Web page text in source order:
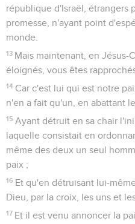
république d'Israël, étrangers
promesse, n'ayant point
monde.
13 Mais maintenant, en Jésus-
éloignés, vous êtes
14 Car c'est lui qui est notre
n'en a fait qu'un, en abattant
15 Ayant détruit en sa chair
laquelle consistait en
même des deux un seul
paix ;
16 Et qu'en détruisant lui-
Dieu, par la croix, les uns et
17 Et il est venu annoncer la